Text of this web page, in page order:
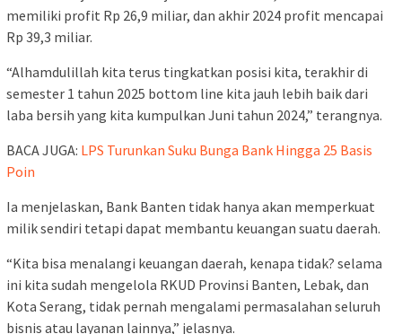
memiliki profit Rp 26,9 miliar, dan akhir 2024 profit mencapai
Rp 39,3 miliar.
“Alhamdulillah kita terus tingkatkan posisi kita, terakhir di
semester 1 tahun 2025 bottom line kita jauh lebih baik dari
laba bersih yang kita kumpulkan Juni tahun 2024,” terangnya.
BACA JUGA: LPS Turunkan Suku Bunga Bank Hingga 25 Basis
Poin
Ia menjelaskan, Bank Banten tidak hanya akan memperkuat
milik sendiri tetapi dapat membantu keuangan suatu daerah.
“Kita bisa menalangi keuangan daerah, kenapa tidak? selama
ini kita sudah mengelola RKUD Provinsi Banten, Lebak, dan
Kota Serang, tidak pernah mengalami permasalahan seluruh
bisnis atau layanan lainnya,” jelasnya.